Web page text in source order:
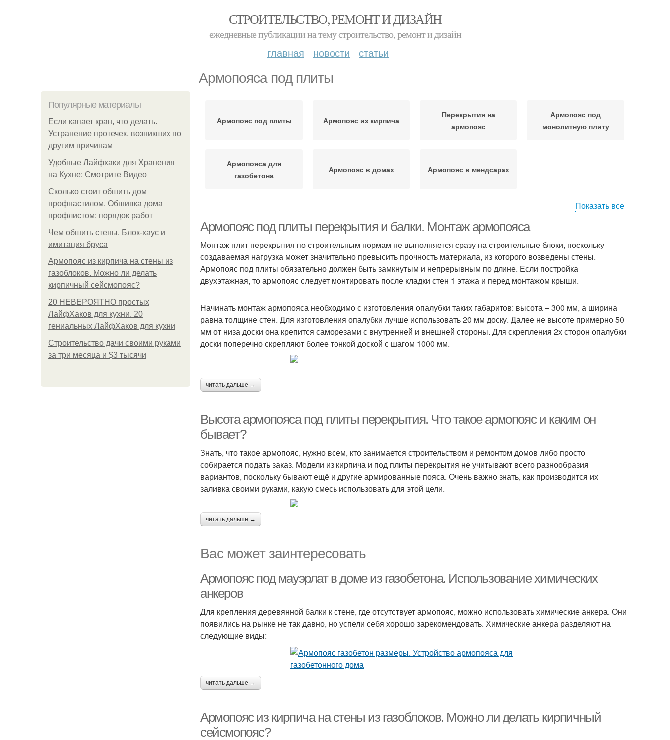
СТРОИТЕЛЬСТВО, РЕМОНТ И ДИЗАЙН
ежедневные публикации на тему строительство, ремонт и дизайн
главная новости статьи
Армопояса под плиты
Популярные материалы
Если капает кран, что делать.
Устранение протечек, возникших по
другим причинам
Удобные Лайфхаки для Хранения
на Кухне: Смотрите Видео
Сколько стоит обшить дом
профнастилом. Обшивка дома
профлистом: порядок работ
Чем обшить стены. Блок-хаус и
имитация бруса
Армопояс из кирпича на стены из
газоблоков. Можно ли делать
кирпичный сейсмопояс?
20 НЕВЕРОЯТНО простых
ЛайфХаков для кухни. 20
гениальных ЛайфХаков для кухни
Строительство дачи своими руками
за три месяца и $3 тысячи
Армопояс под плиты Армопояс из кирпича
Перекрытия на
армопояс
Армопояс под
монолитную плиту
Армопояса для
газобетона
Армопояс в домах Армопояс в мендсарах
Показать все
Армопояс под плиты перекрытия и балки. Монтаж армопояса
Монтаж плит перекрытия по строительным нормам не выполняется сразу на строительные блоки, поскольку
создаваемая нагрузка может значительно превысить прочность материала, из которого возведены стены.
Армопояс под плиты обязательно должен быть замкнутым и непрерывным по длине. Если постройка
двухэтажная, то армопояс следует монтировать после кладки стен 1 этажа и перед монтажом крыши.
Начинать монтаж армопояса необходимо с изготовления опалубки таких габаритов: высота – 300 мм, а ширина
равна толщине стен. Для изготовления опалубки лучше использовать 20 мм доску. Далее не высоте примерно 50
мм от низа доски она крепится саморезами с внутренней и внешней стороны. Для скрепления 2х сторон опалубки
доски поперечно скрепляют более тонкой доской с шагом 1000 мм.
читать дальше →
Высота армопояса под плиты перекрытия. Что такое армопояс и каким он
бывает?
Знать, что такое армопояс, нужно всем, кто занимается строительством и ремонтом домов либо просто
собирается подать заказ. Модели из кирпича и под плиты перекрытия не учитывают всего разнообразия
вариантов, поскольку бывают ещё и другие армированные пояса. Очень важно знать, как производится их
заливка своими руками, какую смесь использовать для этой цели.
читать дальше →
Вас может заинтересовать
Армопояс под мауэрлат в доме из газобетона. Использование химических
анкеров
Для крепления деревянной балки к стене, где отсутствует армопояс, можно использовать химические анкера. Они
появились на рынке не так давно, но успели себя хорошо зарекомендовать. Химические анкера разделяют на
следующие виды:
читать дальше →
Армопояс из кирпича на стены из газоблоков. Можно ли делать кирпичный
сейсмопояс?